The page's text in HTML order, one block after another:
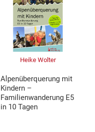
Heike Wolter
Alpenüberquerung mit
Kindern –
Familienwanderung E5
in 10 Tagen